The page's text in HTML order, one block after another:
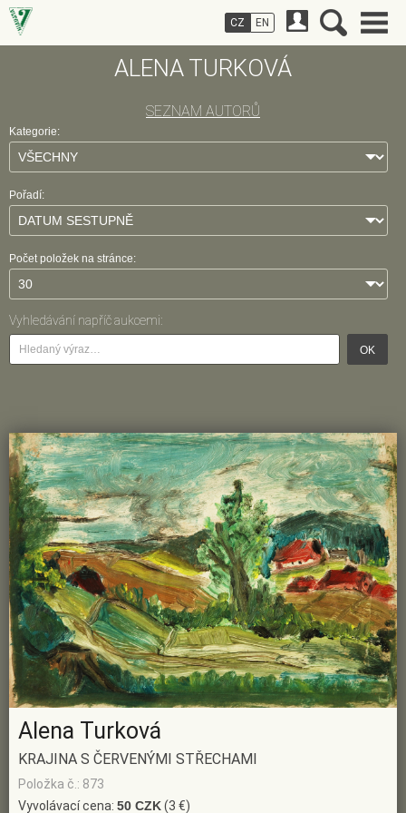
ALENA TURKOVÁ
SEZNAM AUTORŮ
Kategorie:
Pořadí:
Počet položek na stránce:
Vyhledávání napříč aukcemi:
OK
Alena Turková
KRAJINA S ČERVENÝMI STŘECHAMI
Položka č.: 873
Vyvolávací cena: 50 CZK(3 €)
CZ EN